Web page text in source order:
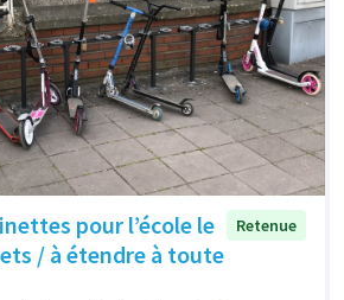
pour l’école le
/ à étendre à toute
Retenue